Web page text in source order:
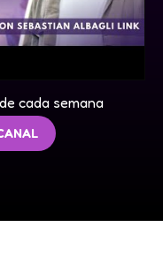
cada semana